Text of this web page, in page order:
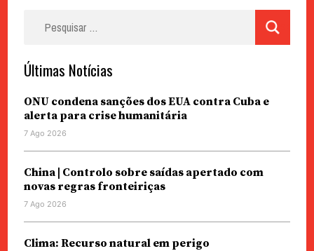
Últimas Notícias
ONU condena sanções dos EUA contra Cuba e
alerta para crise humanitária
7 Ago 2026
China | Controlo sobre saídas apertado com
novas regras fronteiriças
7 Ago 2026
Clima: Recurso natural em perigo